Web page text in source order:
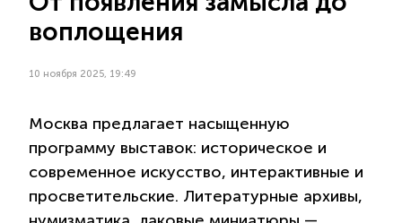
воплощения
10 ноября 2025, 19:49
Москва предлагает насыщенную
программу выставок: историческое и
современное искусство, интерактивные и
просветительские. Литературные архивы,